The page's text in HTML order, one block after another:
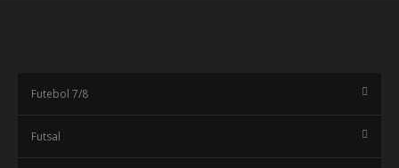
Futebol 7/8
Futsal